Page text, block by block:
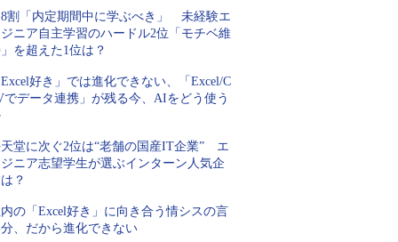
割「内定期間中に学ぶべき」 未経験エ
ニア自主学習のハードル2位「モチベ維
を超えた1位は？
好き」では進化できない、「Excel/C
でデータ連携」が残る今、AIをどう使う
堂に次ぐ2位は“老舗の国産IT企業” エ
ニア志望学生が選ぶインターン人気企
？
の「Excel好き」に向き合う情シスの言
、だから進化できない